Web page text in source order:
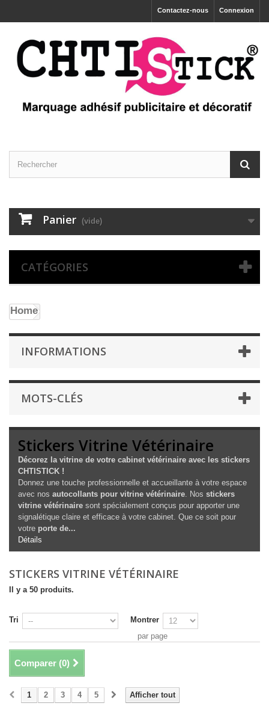
Connexion
Contactez-nous
Panier (vide)
CATÉGORIES
Home
INFORMATIONS
MOTS-CLÉS
Stickers Vitrine Vétérinaire
Décorez la vitrine de votre cabinet vétérinaire avec les stickers
CHTISTICK !
Donnez une touche professionnelle et accueillante à votre espace
avec nos autocollants pour vitrine vétérinaire. Nos stickers
vitrine vétérinaire sont spécialement conçus pour apporter une
signalétique claire et efficace à votre cabinet. Que ce soit pour
votre porte de...
Détails
STICKERS VITRINE VÉTÉRINAIRE
Il y a 50 produits.
Tri
Montrer
par page
Comparer (0)
Afficher tout
1 2 3 4 5